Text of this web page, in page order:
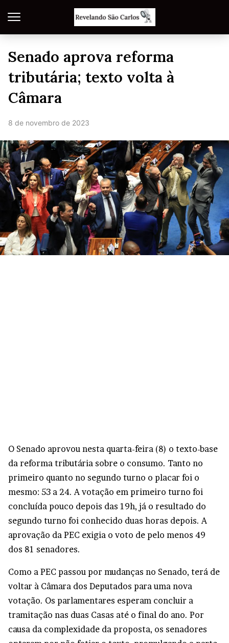
Senado aprova reforma
tributária; texto volta à
Câmara
8 de novembro de 2023
O Senado aprovou nesta quarta-feira (8) o texto-base
da reforma tributária sobre o consumo. Tanto no
primeiro quanto no segundo turno o placar foi o
mesmo: 53 a 24. A votação em primeiro turno foi
concluída pouco depois das 19h, já o resultado do
segundo turno foi conhecido duas horas depois. A
aprovação da PEC exigia o voto de pelo menos 49
dos 81 senadores.
Como a PEC passou por mudanças no Senado, terá de
voltar à Câmara dos Deputados para uma nova
votação. Os parlamentares esperam concluir a
tramitação nas duas Casas até o final do ano. Por
causa da complexidade da proposta, os senadores